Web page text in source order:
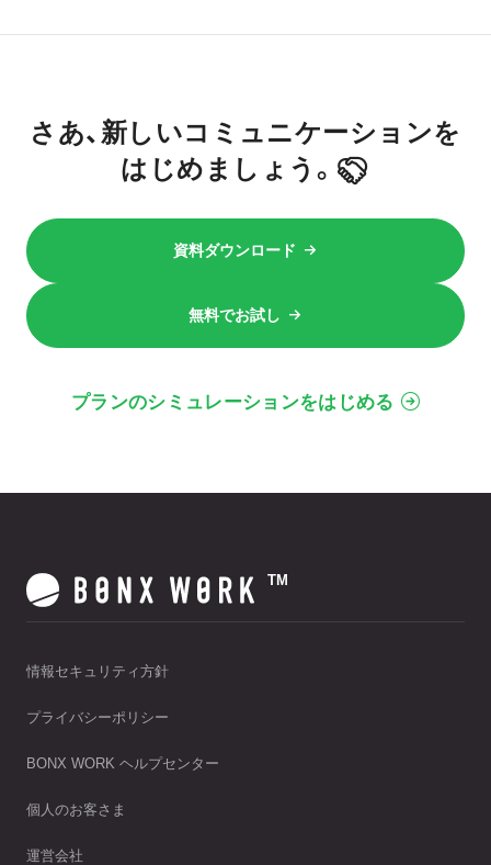
さあ、新しいコミュニケーションを
はじめましょう。
資料ダウンロード
無料でお試し
プランのシミュレーションをはじめる
TM
情報セキュリティ方針
プライバシーポリシー
BONX WORK ヘルプセンター
個人のお客さま
運営会社